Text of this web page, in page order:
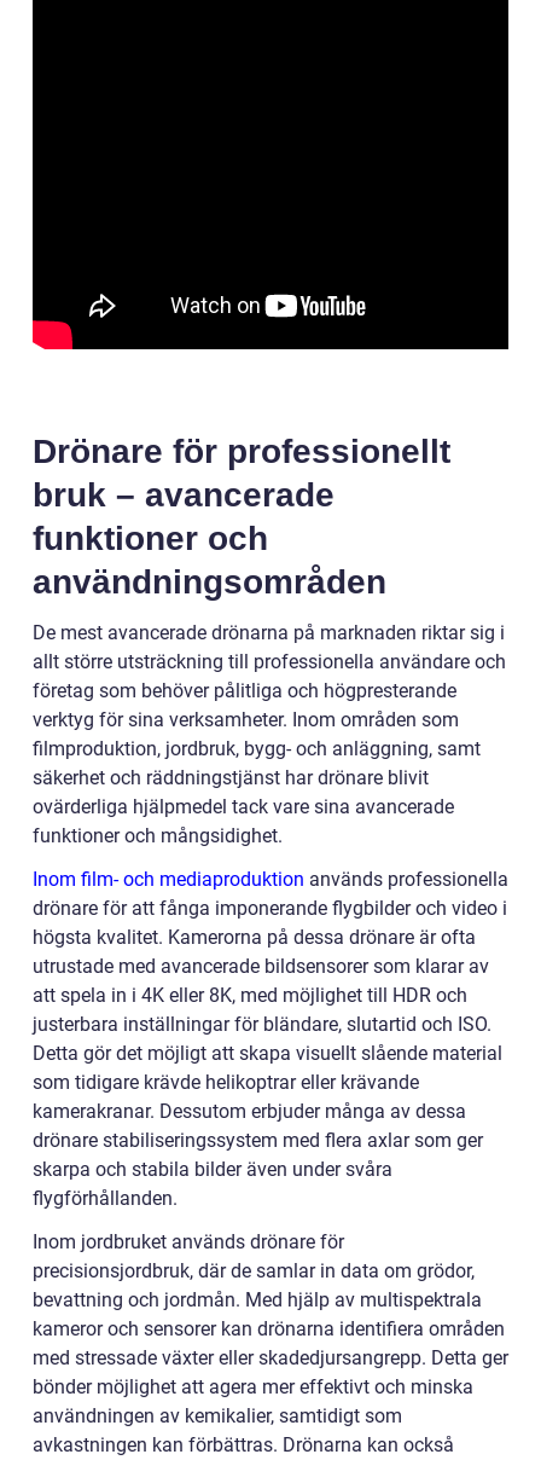
Drönare för professionellt
bruk – avancerade
funktioner och
användningsområden
De mest avancerade drönarna på marknaden riktar sig i
allt större utsträckning till professionella användare och
företag som behöver pålitliga och högpresterande
verktyg för sina verksamheter. Inom områden som
filmproduktion, jordbruk, bygg- och anläggning, samt
säkerhet och räddningstjänst har drönare blivit
ovärderliga hjälpmedel tack vare sina avancerade
funktioner och mångsidighet.
Inom film- och mediaproduktion används professionella
drönare för att fånga imponerande flygbilder och video i
högsta kvalitet. Kamerorna på dessa drönare är ofta
utrustade med avancerade bildsensorer som klarar av
att spela in i 4K eller 8K, med möjlighet till HDR och
justerbara inställningar för bländare, slutartid och ISO.
Detta gör det möjligt att skapa visuellt slående material
som tidigare krävde helikoptrar eller krävande
kamerakranar. Dessutom erbjuder många av dessa
drönare stabiliseringssystem med flera axlar som ger
skarpa och stabila bilder även under svåra
flygförhållanden.
Inom jordbruket används drönare för
precisionsjordbruk, där de samlar in data om grödor,
bevattning och jordmån. Med hjälp av multispektrala
kameror och sensorer kan drönarna identifiera områden
med stressade växter eller skadedjursangrepp. Detta ger
bönder möjlighet att agera mer effektivt och minska
användningen av kemikalier, samtidigt som
avkastningen kan förbättras. Drönarna kan också